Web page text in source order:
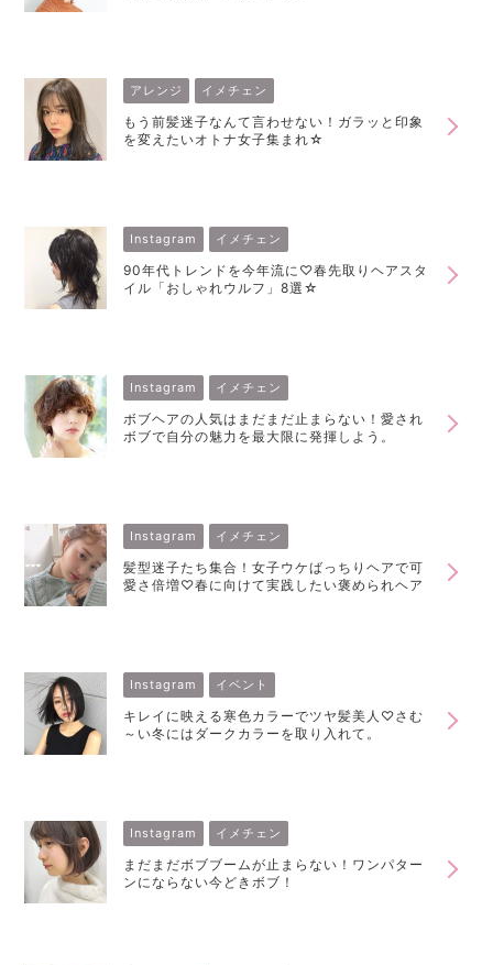
アレンジ イメチェン
もう前髪迷子なんて言わせない！ガラッと印象
を変えたいオトナ女子集まれ☆
Instagram イメチェン
90年代トレンドを今年流に♡春先取りヘアスタ
イル「おしゃれウルフ」8選☆
Instagram イメチェン
ボブヘアの人気はまだまだ止まらない！愛され
ボブで自分の魅力を最大限に発揮しよう。
Instagram イメチェン
髪型迷子たち集合！女子ウケばっちりヘアで可
愛さ倍増♡春に向けて実践したい褒められヘア
Instagram イベント
キレイに映える寒色カラーでツヤ髪美人♡さむ
～い冬にはダークカラーを取り入れて。
Instagram イメチェン
まだまだボブブームが止まらない！ワンパター
ンにならない今どきボブ！